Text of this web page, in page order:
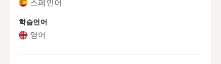
스페인어
학습언어
영어